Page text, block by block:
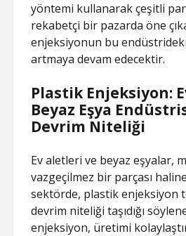
yöntemi kullanarak çeşitli
rekabetçi bir pazarda öne
enjeksiyonun bu
artmaya devam edecektir.
Plastik Enjeksiyon:
Beyaz Eşya
Devrim Niteliği
Ev aletleri ve beyaz eşyalar,
vazgeçilmez bir parçası
sektörde, plastik enjeksiyon
devrim niteliği taşıdığı
enjeksiyon, üretimi